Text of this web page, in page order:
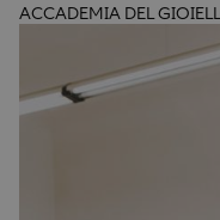
ACCADEMIA DEL